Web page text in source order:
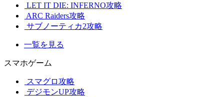
LET IT DIE: INFERNO攻略
ARC Raiders攻略
サブノーティカ2攻略
一覧を見る
スマホゲーム
スマグロ攻略
デジモンUP攻略